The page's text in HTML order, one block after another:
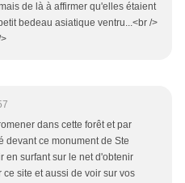
de là à affirmer qu'elles étaient
bedeau asiatique ventru...<br />
dans cette forêt et par
devant ce monument de Ste
en surfant sur le net d'obtenir
site et aussi de voir sur vos